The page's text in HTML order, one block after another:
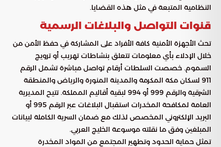
النظامية المتبعة في مثل هذه القضايا.
قنوات التواصل والبلاغات الرسمية
تحث الأجهزة الأمنية كافة الأفراد على المشاركة في حفظ الأمن من
خلال الإدلاء بأي معلومات تتعلق بنشاطات تهريب أو ترويج
السموم. خصصت السلطات أرقام تواصل مباشرة تشمل الرقم
911 لسكان مكة المكرمة والمدينة المنورة والرياض والمنطقة
الشرقية والرقم 999 أو 994 لبقية أقاليم المملكة. تتيح المديرية
العامة لمكافحة المخدرات استقبال البلاغات عبر الرقم 995 أو
البريد الإلكتروني المخصص لذلك مع ضمان السرية الكاملة لبيانات
المبلغين وفق ما نقلته موسوعة الخليج العربي.
تمثل حماية الحدود وتطهير المجتمع من المواد المخدرة